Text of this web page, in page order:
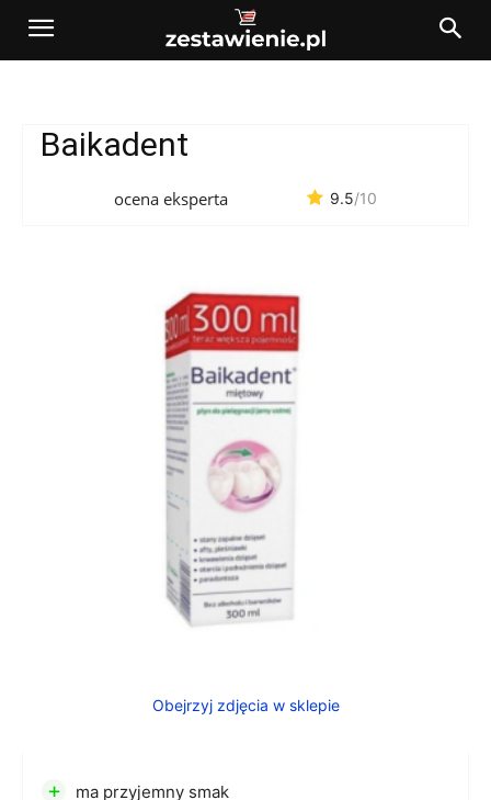
Baikadent
ocena eksperta 9.5/10
Obejrzyj zdjęcia w sklepie
+ ma przyjemny smak